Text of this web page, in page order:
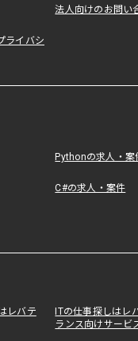
法人向けのお問い
ライバシ
Pythonの求人・案
C#の求人・案件
レバテ
ITの仕事探しはレ
ランス向けサービ